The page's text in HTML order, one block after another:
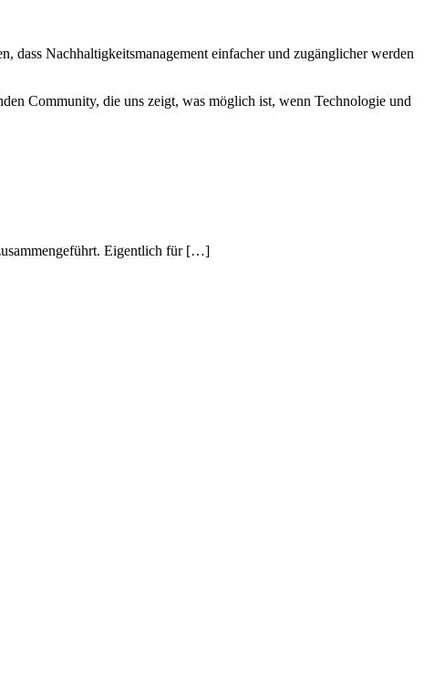
dass Nachhaltigkeitsmanagement einfacher und zugänglicher werden
Community, die uns zeigt, was möglich ist, wenn Technologie und
Eigentlich für […]